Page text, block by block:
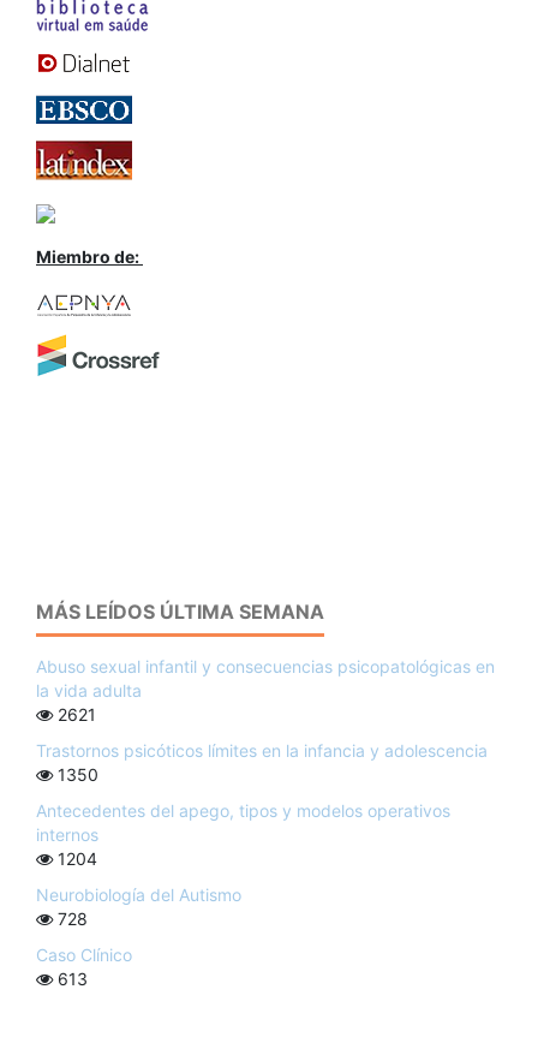
Miembro de:
MÁS LEÍDOS ÚLTIMA SEMANA
Abuso sexual infantil y consecuencias psicopatológicas en
la vida adulta
2621
Trastornos psicóticos límites en la infancia y adolescencia
1350
Antecedentes del apego, tipos y modelos operativos
internos
1204
Neurobiología del Autismo
728
Caso Clínico
613